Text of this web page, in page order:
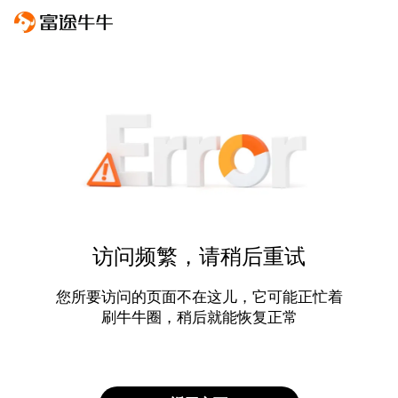
访问频繁，请稍后重试
您所要访问的页面不在这儿，它可能正忙着
刷牛牛圈，稍后就能恢复正常